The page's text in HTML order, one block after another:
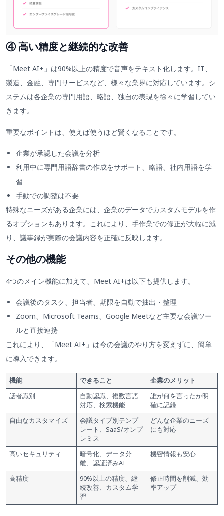
④ 高い精度と継続的な改善
「Meet AI+」は90%以上の精度で音声をテキスト化します。IT、
製造、金融、専門サービスなど、様々な業界に対応しています。シ
ステムは各企業の専門用語、略語、独自の表現を徐々に学習してい
きます。
重要なポイントは、使えば使うほど賢くなることです。
企業が承認した会議を分析
利用中に専門用語辞書の作成をサポート、略語、社内用語を学
習
手動での調整は不要
特殊なニーズがある企業には、企業のデータでカスタムモデルを作
るオプションもあります。これにより、手作業での修正が大幅に減
り、議事録が実際の会議内容を正確に反映します。
その他の機能
4つのメイン機能に加えて、Meet AI+は以下も提供します。
会議後のタスク、担当者、期限を自動で抽出・整理
Zoom、Microsoft Teams、Google Meetなど主要な会議ツー
ルと直接連携
これにより、「Meet AI+」は今の会議のやり方を変えずに、簡単
に導入できます。
機能 できること
企業のメリット
話者識別
自動認識、複数言語
対応、検索機能
誰が何を言ったか明
確に記録
自由なカスタマイズ
会議タイプ別テンプ
レート、SaaS/オンプ
レミス
どんな企業のニーズ
にも対応
高いセキュリティ
暗号化、データ分
離、認証済みAI
機密情報も安心
高精度
90%以上の精度、継
続改善、カスタム学
習
修正時間を削減、効
率アップ